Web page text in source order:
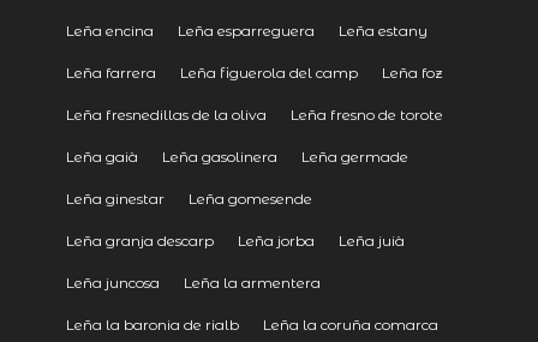
Leña encina Leña esparreguera Leña estany
Leña farrera Leña figuerola del camp Leña foz
Leña fresnedillas de la oliva Leña fresno de torote
Leña gaià Leña gasolinera Leña germade
Leña ginestar Leña gomesende
Leña granja descarp Leña jorba Leña juià
Leña juncosa Leña la armentera
Leña la baronia de rialb Leña la coruña comarca